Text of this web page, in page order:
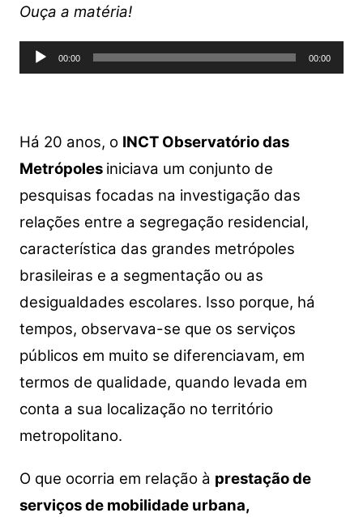
at
s
A
c
e
b
k
itt
er y
Li
e
Ouça a matéria!
Tocador
de
00:00 00:00
Há 20 anos, o INCT Observatório das
Metrópoles iniciava um conjunto de
pesquisas focadas na investigação das
relações entre a segregação residencial,
característica das grandes metrópoles
brasileiras e a segmentação ou as
desigualdades escolares. Isso porque, há
tempos, observava-se que os serviços
públicos em muito se diferenciavam, em
termos de qualidade, quando levada em
conta a sua localização no território
metropolitano.
O que ocorria em relação à prestação de
serviços de mobilidade urbana,